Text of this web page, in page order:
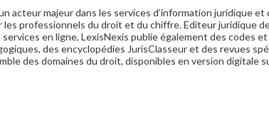
acteur majeur dans les services d’information juridique et
les professionnels du droit et du chiffre. Editeur juridique
en ligne, LexisNexis publie également des codes
des encyclopédies JurisClasseur et des revues
des domaines du droit, disponibles en version digitale